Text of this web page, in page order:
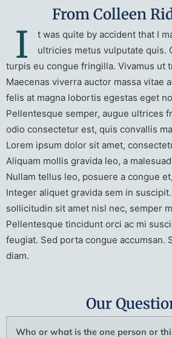
From Colleen
I
t was quite by accident that I
ultricies metus vulputate quis.
turpis eu congue fringilla. Vivamus ut
Maecenas viverra auctor massa vitae
felis at magna lobortis egestas eget
Pellentesque semper, augue ultrices
odio consectetur est, quis convallis
Lorem ipsum dolor sit amet,
Aliquam mollis gravida leo, a
Nullam tellus leo, posuere a congue
Integer aliquet gravida sem in
sollicitudin sit amet nisl nec, semper
Pellentesque tincidunt orci ac mi
feugiat. Sed porta congue accumsan.
diam.
Our
Who or what is the one person or